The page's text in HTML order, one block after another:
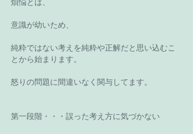
煩悩とは、
意識が幼いため、
純粋ではない考えを純粋や正解だと思い込むこ
とから始まります。
怒りの問題に間違いなく関与してます。
第一段階・・・誤った考え方に気づかない